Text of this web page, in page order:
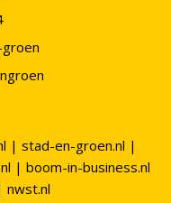
| stad-en-groen.nl |
| boom-in-business.nl
nwst.nl